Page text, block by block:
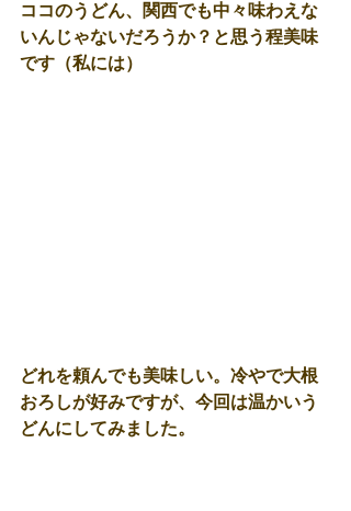
ココのうどん、関西でも中々味わえな
いんじゃないだろうか？と思う程美味
です（私には）
どれを頼んでも美味しい。冷やで大根
おろしが好みですが、今回は温かいう
どんにしてみました。